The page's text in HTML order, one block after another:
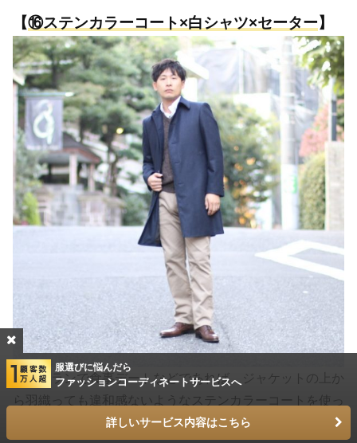
【⑯ステンカラーコート×白シャツ×セーター】
レストランで食事デートなどであれば、ジャケットの上か
ら羽織っても違和感ないようなステンカラーコートを使っ
て少しカッチリ感を出していっても良いでしょう。
服選びに悩んだら
ファッションコーディネートサービスへ
詳しいサービス内容はこちら